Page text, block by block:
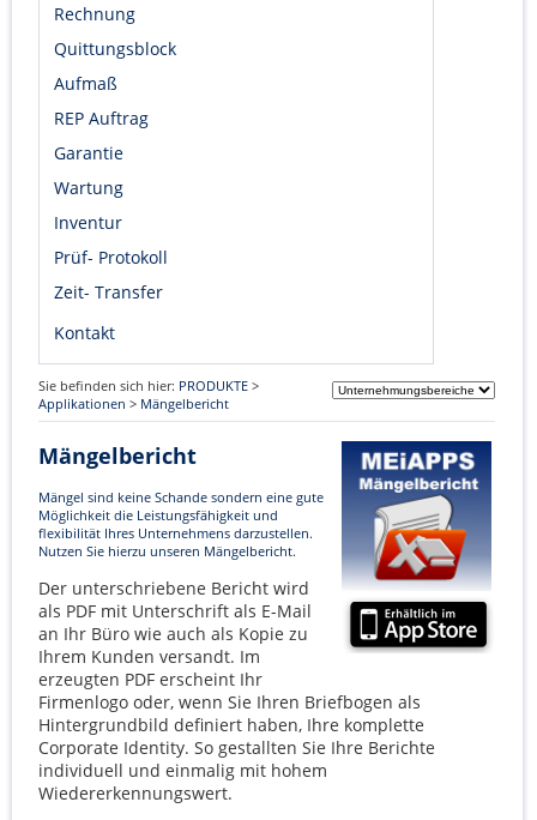
Rechnung
Quittungsblock
Aufmaß
REP Auftrag
Garantie
Wartung
Inventur
Prüf- Protokoll
Zeit- Transfer
Kontakt
Sie befinden sich hier: PRODUKTE >
Applikationen > Mängelbericht
Mängelbericht
Mängel sind keine Schande sondern eine gute
Möglichkeit die Leistungsfähigkeit und
flexibilität Ihres Unternehmens darzustellen.
Nutzen Sie hierzu unseren Mängelbericht.
Der unterschriebene Bericht wird
als PDF mit Unterschrift als E-Mail
an Ihr Büro wie auch als Kopie zu
Ihrem Kunden versandt. Im
erzeugten PDF erscheint Ihr
Firmenlogo oder, wenn Sie Ihren Briefbogen als
Hintergrundbild definiert haben, Ihre komplette
Corporate Identity. So gestallten Sie Ihre Berichte
individuell und einmalig mit hohem
Wiedererkennungswert.